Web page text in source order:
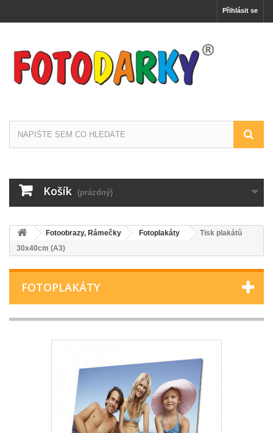
Přihlásit se
Košík (prázdný)
Fotoobrazy, Rámečky Fotoplakáty
Tisk plakátů
30x40cm (A3)
FOTOPLAKÁTY